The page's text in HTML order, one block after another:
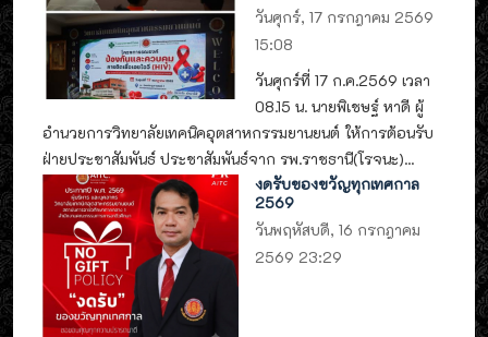
วันศุกร์, 17 กรกฎาคม 2569
15:08
วันศุกร์ที่ 17 ก.ค.2569 เวลา
08.15 น. นายพิเชษฐ์ หาดี ผู้
อำนวยการวิทยาลัยเทคนิคอุตสาหกรรมยานยนต์ ให้การต้อนรับ
ฝ่ายประชาสัมพันธ์ ประชาสัมพันธ์จาก รพ.ราชธานี(โรจนะ)...
งดรับของขวัญทุกเทศกาล
2569
วันพฤหัสบดี, 16 กรกฎาคม
2569 23:29